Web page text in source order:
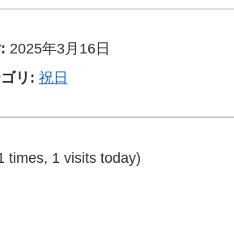
2025年3月16日
リ: 祝日
times, 1 visits today)